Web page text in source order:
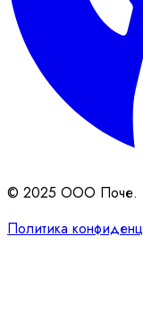
© 2025 ООО Поче.
Политика